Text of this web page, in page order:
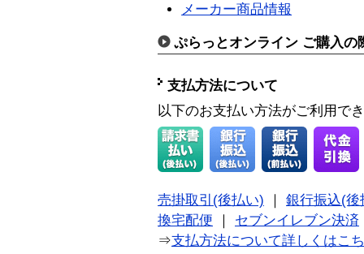
メーカー商品情報
ぷらっとオンライン ご購入の
支払方法について
以下のお支払い方法がご利用で
売掛取引(後払い)
銀行振込(後
換宅配便
セブンイレブン決済
⇒支払方法について詳しくはこ